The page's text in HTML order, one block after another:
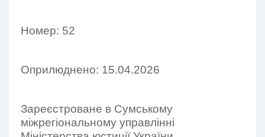
Номер: 52
Оприлюднено: 15.04.2026
Зареєстроване в Сумському
міжрегіональному управлінні